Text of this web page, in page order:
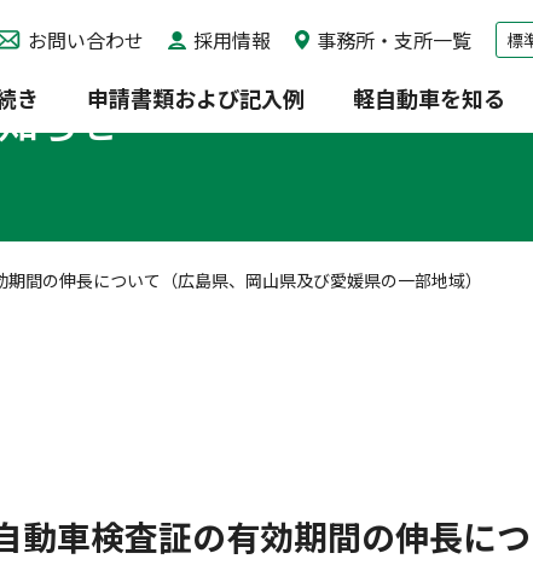
お問い合わせ 採用情報 事務所・支所一覧 標
き 申請書類および記入例 軽自動車を知る
らせ
間の伸長について（広島県、岡山県及び愛媛県の一部地域）
車検査証の有効期間の伸長に